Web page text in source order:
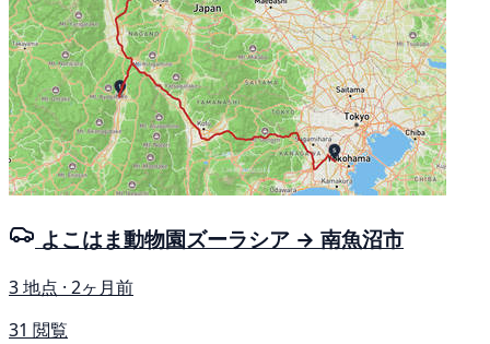
よこはま動物園ズーラシア → 南魚沼市
3 地点 · 2ヶ月前
31 閲覧